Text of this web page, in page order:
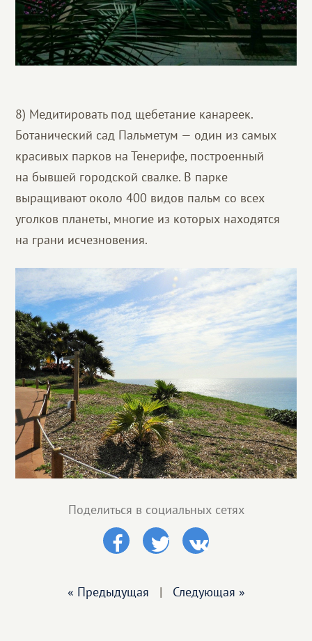
8) Медитировать под щебетание канареек.
Ботанический сад Пальметум — один из самых
красивых парков на Тенерифе, построенный
на бывшей городской свалке. В парке
выращивают около 400 видов пальм со всех
уголков планеты, многие из которых находятся
на грани исчезновения.
Поделиться в социальных сетях
« Предыдущая | Следующая »